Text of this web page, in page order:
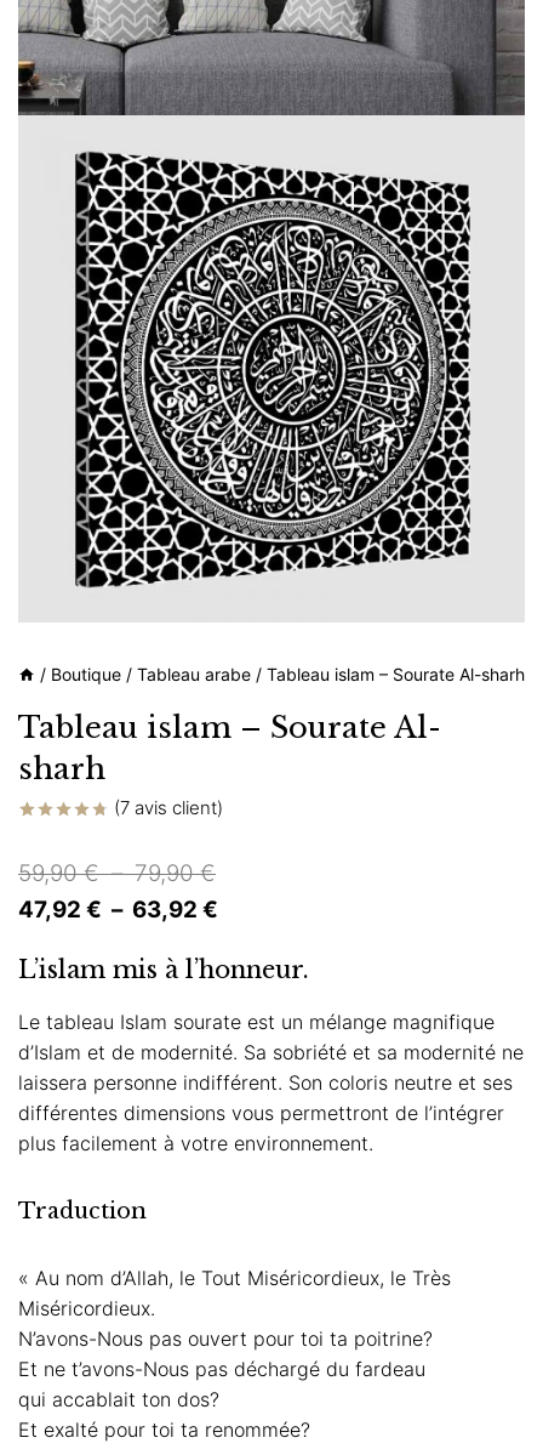
/ Boutique / Tableau arabe / Tableau islam – Sourate Al-sharh
Tableau islam – Sourate Al-
sharh
basé sur
notations
client
(7 avis client)
59,90€ – 79,90€Plage
de
59,90 €
à
79,90 €
47,92 € – 63,92 €
prix :
47,92 €
à
63,92 €
L’islam mis à l’honneur.
Le tableau Islam sourate est un mélange magnifique
d’Islam et de modernité. Sa sobriété et sa modernité ne
laissera personne indifférent. Son coloris neutre et ses
différentes dimensions vous permettront de l’intégrer
plus facilement à votre environnement.
Traduction
« Au nom d’Allah, le Tout Miséricordieux, le Très
Miséricordieux.
N’avons-Nous pas ouvert pour toi ta poitrine?
Et ne t’avons-Nous pas déchargé du fardeau
qui accablait ton dos?
Et exalté pour toi ta renommée?